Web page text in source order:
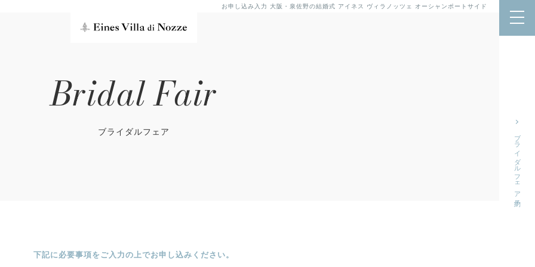
お申し込み入力 大阪・泉佐野の結婚式 アイネス ヴィラノッツェ オーシャンポートサイド
ブライダルフェア予約
Bridal Fair
ブライダルフェア
下記に必要事項をご入力の上でお申し込みください。